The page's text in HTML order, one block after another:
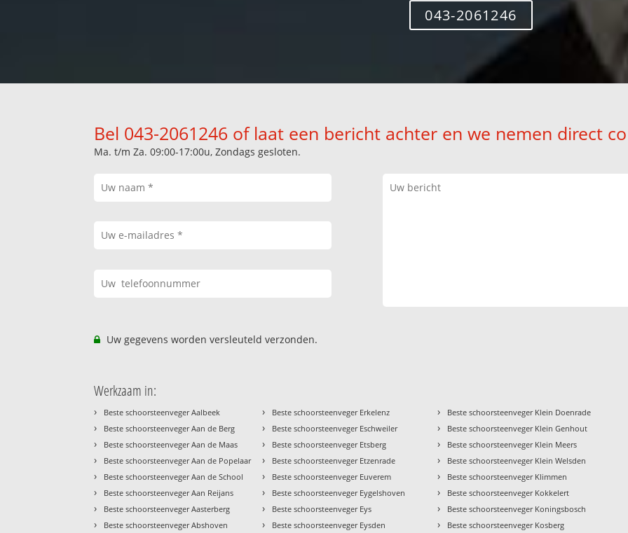
043-2061246
Bel 043-2061246 of laat een bericht achter en we nemen direct
Ma. t/m Za. 09:00-17:00u, Zondags gesloten.
Uw gegevens worden versleuteld verzonden.
Werkzaam in:
› Beste schoorsteenveger Aalbeek
› Beste schoorsteenveger Aan de Berg
› Beste schoorsteenveger Aan de Maas
› Beste schoorsteenveger Aan de Popelaar
› Beste schoorsteenveger Aan de School
› Beste schoorsteenveger Aan Reijans
› Beste schoorsteenveger Aasterberg
› Beste schoorsteenveger Abshoven
› Beste schoorsteenveger Erkelenz
› Beste schoorsteenveger Eschweiler
› Beste schoorsteenveger Etsberg
› Beste schoorsteenveger Etzenrade
› Beste schoorsteenveger Euverem
› Beste schoorsteenveger Eygelshoven
› Beste schoorsteenveger Eys
› Beste schoorsteenveger Eysden
› Beste schoorsteenveger Klein Doenrade
› Beste schoorsteenveger Klein Genhout
› Beste schoorsteenveger Klein Meers
› Beste schoorsteenveger Klein Welsden
› Beste schoorsteenveger Klimmen
› Beste schoorsteenveger Kokkelert
› Beste schoorsteenveger Koningsbosch
› Beste schoorsteenveger Kosberg